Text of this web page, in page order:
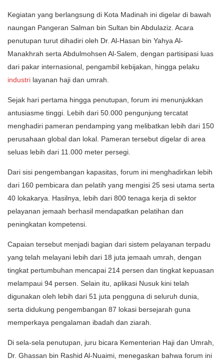
Kegiatan yang berlangsung di Kota Madinah ini digelar di bawah
naungan Pangeran Salman bin Sultan bin Abdulaziz. Acara
penutupan turut dihadiri oleh Dr. Al-Hasan bin Yahya Al-
Manakhrah serta Abdulmohsen Al-Salem, dengan partisipasi luas
dari pakar internasional, pengambil kebijakan, hingga pelaku
industri layanan haji dan umrah.
Sejak hari pertama hingga penutupan, forum ini menunjukkan
antusiasme tinggi. Lebih dari 50.000 pengunjung tercatat
menghadiri pameran pendamping yang melibatkan lebih dari 150
perusahaan global dan lokal. Pameran tersebut digelar di area
seluas lebih dari 11.000 meter persegi.
Dari sisi pengembangan kapasitas, forum ini menghadirkan lebih
dari 160 pembicara dan pelatih yang mengisi 25 sesi utama serta
40 lokakarya. Hasilnya, lebih dari 800 tenaga kerja di sektor
pelayanan jemaah berhasil mendapatkan pelatihan dan
peningkatan kompetensi.
Capaian tersebut menjadi bagian dari sistem pelayanan terpadu
yang telah melayani lebih dari 18 juta jemaah umrah, dengan
tingkat pertumbuhan mencapai 214 persen dan tingkat kepuasan
melampaui 94 persen. Selain itu, aplikasi Nusuk kini telah
digunakan oleh lebih dari 51 juta pengguna di seluruh dunia,
serta didukung pengembangan 87 lokasi bersejarah guna
memperkaya pengalaman ibadah dan ziarah.
Di sela-sela penutupan, juru bicara Kementerian Haji dan Umrah,
Dr. Ghassan bin Rashid Al-Nuaimi, menegaskan bahwa forum ini